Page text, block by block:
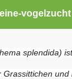
vogelzucht
splendida)
und